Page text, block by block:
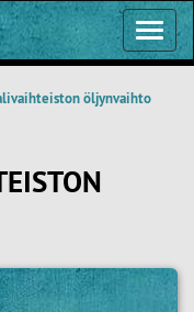
öljynvaihto